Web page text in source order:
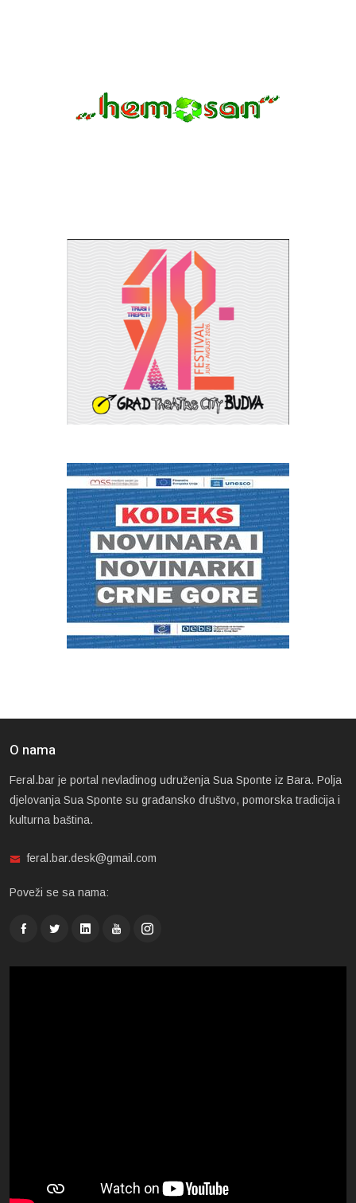
O nama
Feral.bar je portal nevladinog udruženja Sua Sponte iz Bara. Polja
djelovanja Sua Sponte su građansko društvo, pomorska tradicija i
kulturna baština.
feral.bar.desk@gmail.com
Poveži se sa nama: